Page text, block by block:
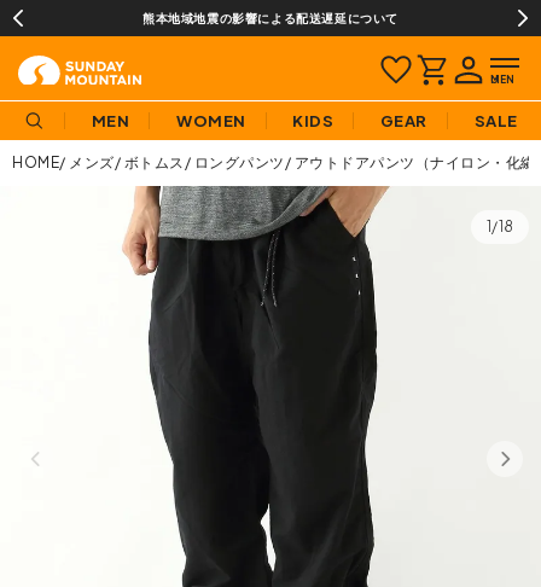
熊本地域地震の影響による配送遅延について
MEN WOMEN KIDS GEAR SALE
HOME メンズ ボトムス ロングパンツ アウトドアパンツ（ナイロン・化繊
1/18